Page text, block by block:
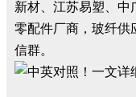
新材、江苏易塑、中
零配件厂商，玻纤供
信群。